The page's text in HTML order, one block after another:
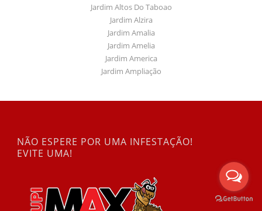
Jardim Altos Do Taboao
Jardim Alzira
Jardim Amalia
Jardim Amelia
Jardim America
Jardim Ampliação
NÃO ESPERE POR UMA INFESTAÇÃO!
EVITE UMA!